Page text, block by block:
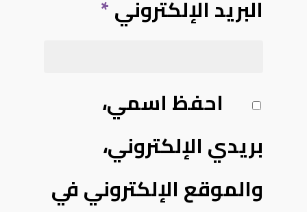
البريد الإلكتروني*
احفظ اسمي،
بريدي الإلكتروني،
والموقع الإلكتروني في